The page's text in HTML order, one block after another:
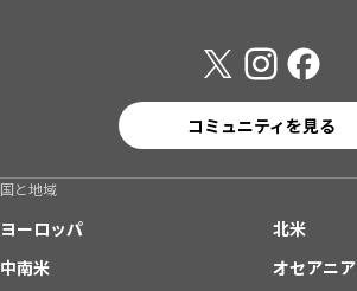
コミュニティを見る
国と地域
ヨーロッパ
北米
中南米
オセアニア